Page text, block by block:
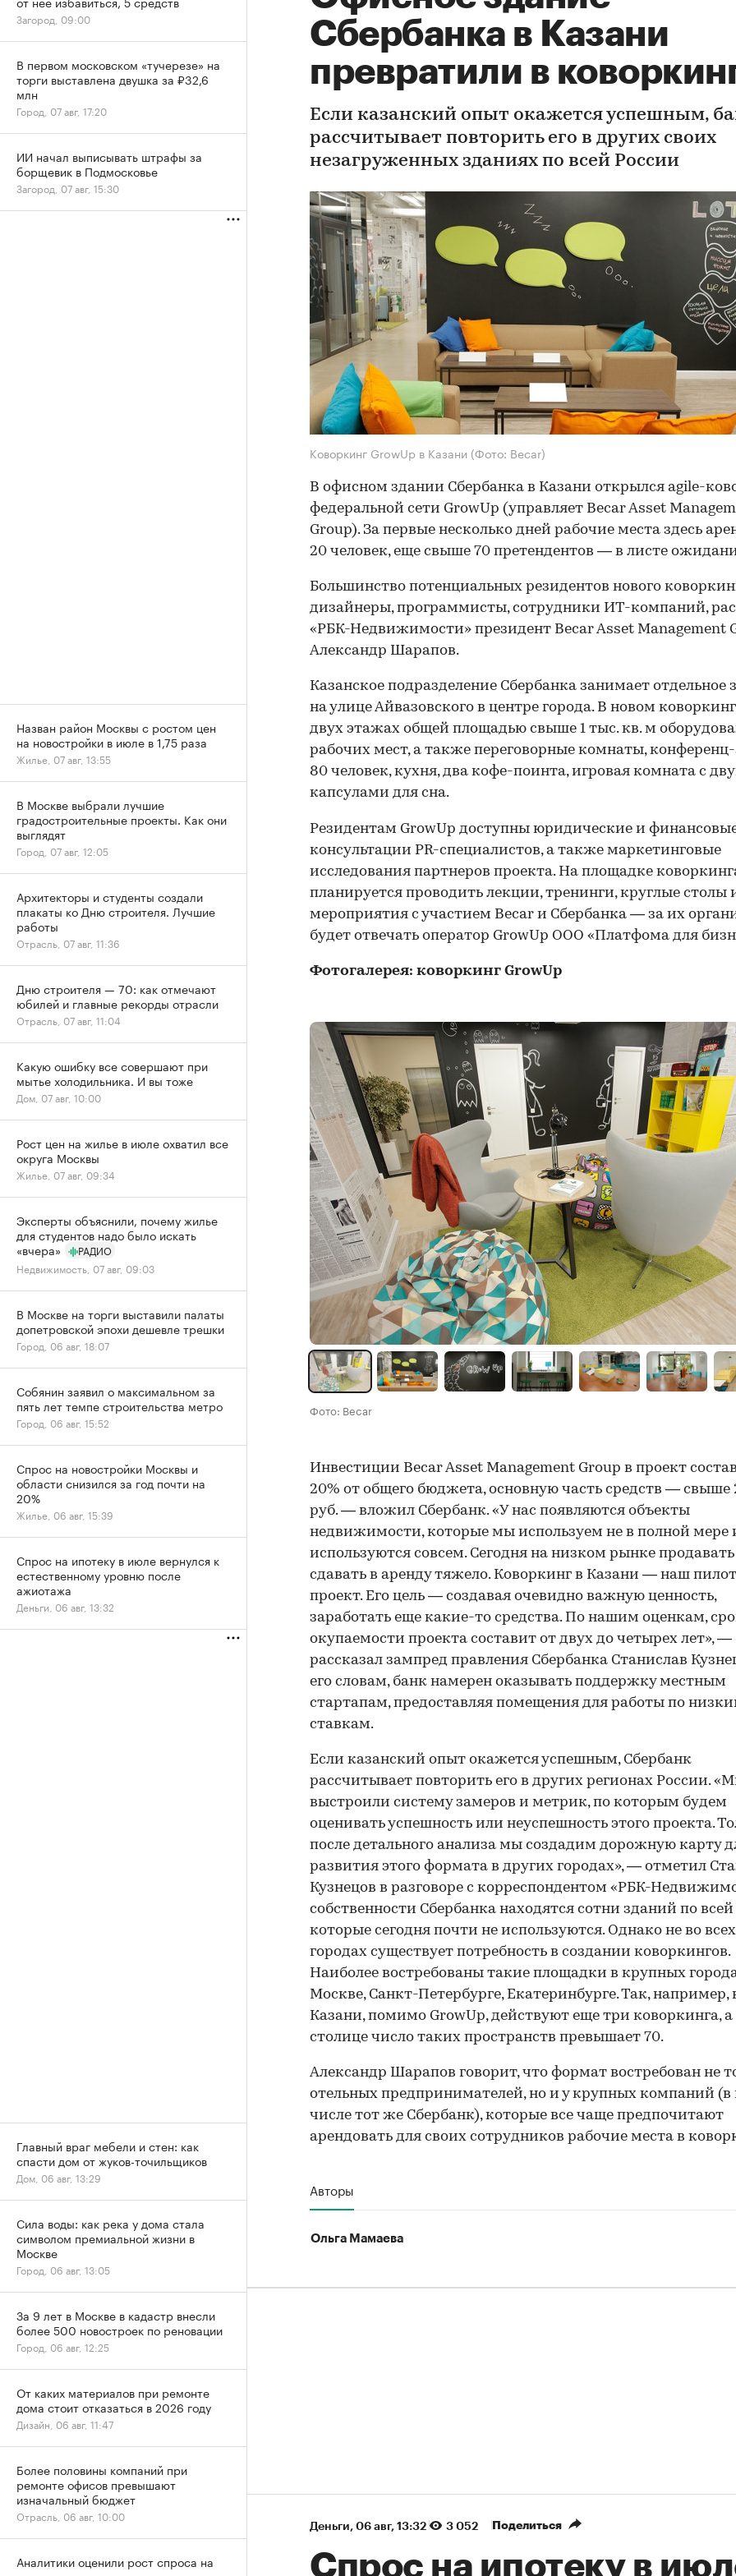
Сбербанка в Казани
превратили в
Если казанский опыт окажется успешным,
рассчитывает повторить его в других своих
незагруженных зданиях по всей России
Коворкинг GrowUp в Казани (Фото: Becar)
В офисном здании Сбербанка в Казани открылся agile-
федеральной сети GrowUp (управляет Becar Asset
Group). За первые несколько дней рабочие места здесь
20 человек, еще свыше 70 претендентов — в листе
Большинство потенциальных резидентов нового
дизайнеры, программисты, сотрудники ИТ-компаний,
«РБК-Недвижимости» президент Becar Asset Management
Александр Шарапов.
Казанское подразделение Сбербанка занимает отдельное
на улице Айвазовского в центре города. В новом
двух этажах общей площадью свыше 1 тыс. кв. м
рабочих мест, а также переговорные комнаты,
80 человек, кухня, два кофе-поинта, игровая комната с
капсулами для сна.
00:00 / 00:00
Резидентам GrowUp доступны юридические и финансовые
консультации PR-специалистов, а также маркетинговые
исследования партнеров проекта. На площадке
планируется проводить лекции, тренинги, круглые столы
мероприятия с участием Becar и Сбербанка — за их
будет отвечать оператор GrowUp ООО «Платфома для
Фотогалерея: коворкинг GrowUp
Фото: Becar
Инвестиции Becar Asset Management Group в проект
20% от общего бюджета, основную часть средств — свыше
руб. — вложил Сбербанк. «У нас появляются объекты
недвижимости, которые мы используем не в полной мере
используются совсем. Сегодня на низком рынке
сдавать в аренду тяжело. Коворкинг в Казани — наш
проект. Его цель — создавая очевидно важную ценность,
заработать еще какие-то средства. По нашим оценкам,
окупаемости проекта составит от двух до четырех лет», —
рассказал зампред правления Сбербанка Станислав
его словам, банк намерен оказывать поддержку местным
стартапам, предоставляя помещения для работы по
ставкам.
Если казанский опыт окажется успешным, Сбербанк
рассчитывает повторить его в других регионах России.
выстроили систему замеров и метрик, по которым будем
оценивать успешность или неуспешность этого проекта.
после детального анализа мы создадим дорожную карту
развития этого формата в других городах», — отметил
Кузнецов в разговоре с корреспондентом «РБК-
собственности Сбербанка находятся сотни зданий по всей
которые сегодня почти не используются. Однако не во всех
городах существует потребность в создании коворкингов.
Наиболее востребованы такие площадки в крупных
Москве, Санкт-Петербурге, Екатеринбурге. Так, например,
Казани, помимо GrowUp, действуют еще три коворкинга, а
столице число таких пространств превышает 70.
Александр Шарапов говорит, что формат востребован не
отельных предпринимателей, но и у крупных компаний (в
числе тот же Сбербанк), которые все чаще предпочитают
арендовать для своих сотрудников рабочие места в
Авторы
Ольга Мамаева
Деньги⁠, 06 авг, 13:32 3 052 Поделиться
Спрос на ипотеку в
Загород, 09:00
В первом московском «тучерезе» на
торги выставлена двушка за ₽32,6
млн
Город, 07 авг, 17:20
ИИ начал выписывать штрафы за
борщевик в Подмосковье
Загород, 07 авг, 15:30
Назван район Москвы с ростом цен
на новостройки в июле в 1,75 раза
Жилье, 07 авг, 13:55
В Москве выбрали лучшие
градостроительные проекты. Как они
выглядят
Город, 07 авг, 12:05
Архитекторы и студенты создали
плакаты ко Дню строителя. Лучшие
работы
Отрасль, 07 авг, 11:36
Дню строителя — 70: как отмечают
юбилей и главные рекорды отрасли
Отрасль, 07 авг, 11:04
Какую ошибку все совершают при
мытье холодильника. И вы тоже
Дом, 07 авг, 10:00
Рост цен на жилье в июле охватил все
округа Москвы
Жилье, 07 авг, 09:34
Эксперты объяснили, почему жилье
для студентов надо было искать
«вчера»
РАДИО
Недвижимость, 07 авг, 09:03
В Москве на торги выставили палаты
допетровской эпохи дешевле трешки
Город, 06 авг, 18:07
Собянин заявил о максимальном за
пять лет темпе строительства метро
Город, 06 авг, 15:52
Спрос на новостройки Москвы и
области снизился за год почти на
20%
Жилье, 06 авг, 15:39
Спрос на ипотеку в июле вернулся к
естественному уровню после
ажиотажа
Деньги, 06 авг, 13:32
Главный враг мебели и стен: как
спасти дом от жуков-точильщиков
Дом, 06 авг, 13:29
Сила воды: как река у дома стала
символом премиальной жизни в
Москве
Город, 06 авг, 13:05
За 9 лет в Москве в кадастр внесли
более 500 новостроек по реновации
Город, 06 авг, 12:25
От каких материалов при ремонте
дома стоит отказаться в 2026 году
Дизайн, 06 авг, 11:47
Более половины компаний при
ремонте офисов превышают
изначальный бюджет
Отрасль, 06 авг, 10:00
Аналитики оценили рост спроса на